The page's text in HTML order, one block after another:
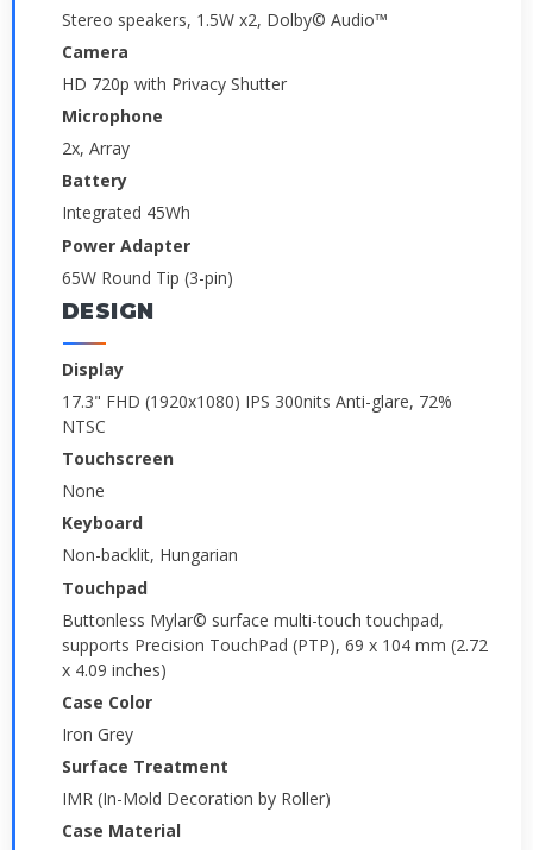
Stereo speakers, 1.5W x2, Dolby© Audio™
Camera
HD 720p with Privacy Shutter
Microphone
2x, Array
Battery
Integrated 45Wh
Power Adapter
65W Round Tip (3-pin)
DESIGN
Display
17.3" FHD (1920x1080) IPS 300nits Anti-glare, 72%
NTSC
Touchscreen
None
Keyboard
Non-backlit, Hungarian
Touchpad
Buttonless Mylar© surface multi-touch touchpad,
supports Precision TouchPad (PTP), 69 x 104 mm (2.72
x 4.09 inches)
Case Color
Iron Grey
Surface Treatment
IMR (In-Mold Decoration by Roller)
Case Material